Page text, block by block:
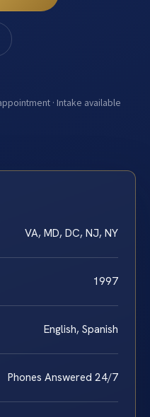
· Intake available
VA, MD, DC, NJ, NY
1997
English, Spanish
Phones Answered 24/7